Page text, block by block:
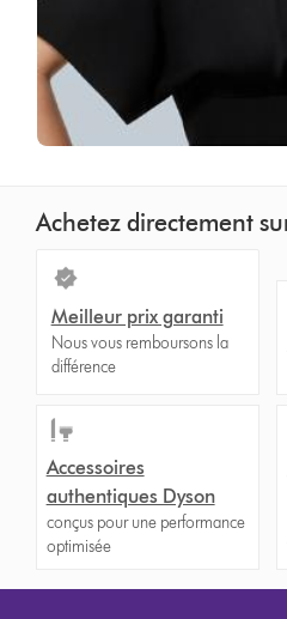
Achetez directement
Meilleur prix garanti
Nous vous remboursons la
différence
Accessoires
authentiques Dyson
conçus pour une performance
optimisée